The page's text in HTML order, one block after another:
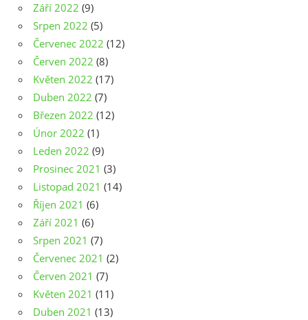
Září 2022 (9)
Srpen 2022 (5)
Červenec 2022 (12)
Červen 2022 (8)
Květen 2022 (17)
Duben 2022 (7)
Březen 2022 (12)
Únor 2022 (1)
Leden 2022 (9)
Prosinec 2021 (3)
Listopad 2021 (14)
Říjen 2021 (6)
Září 2021 (6)
Srpen 2021 (7)
Červenec 2021 (2)
Červen 2021 (7)
Květen 2021 (11)
Duben 2021 (13)